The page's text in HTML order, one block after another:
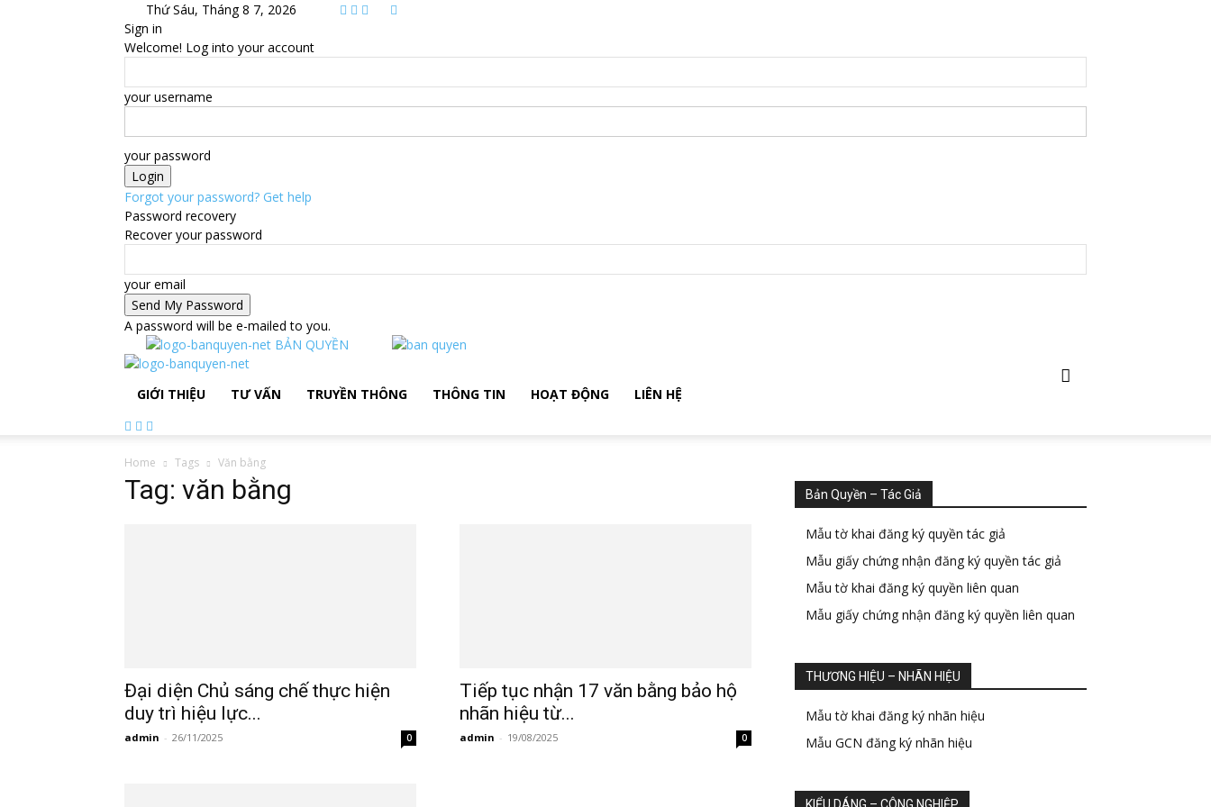
Thứ Sáu, Tháng 8 7, 2026
Sign in
Welcome! Log into your account
your username
your password
Forgot your password? Get help
Password recovery
Recover your password
your email
A password will be e-mailed to you.
BẢN QUYỀN
GIỚI THIỆU TƯ VẤN TRUYỀN THÔNG THÔNG TIN HOẠT ĐỘNG LIÊN HỆ
Home Tags Văn bằng
Tag: văn bằng
Đại diện Chủ sáng chế thực hiện
duy trì hiệu lực...
admin - 26/11/2025 0
Tiếp tục nhận 17 văn bằng bảo hộ
nhãn hiệu từ...
admin - 19/08/2025 0
Bản Quyền – Tác Giả
Mẫu tờ khai đăng ký quyền tác giả
Mẫu giấy chứng nhận đăng ký quyền tác giả
Mẫu tờ khai đăng ký quyền liên quan
Mẫu giấy chứng nhận đăng ký quyền liên quan
THƯƠNG HIỆU – NHÃN HIỆU
Mẫu tờ khai đăng ký nhãn hiệu
Mẫu GCN đăng ký nhãn hiệu